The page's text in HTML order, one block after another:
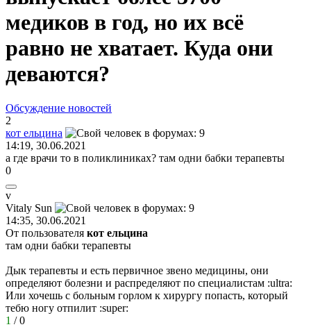
медиков в год, но их всё
равно не хватает. Куда они
деваются?
Обсуждение новостей
2
кот ельцина
14:19, 30.06.2021
а где врачи то в поликлиниках? там одни бабки терапевты
0
v
Vitaly Sun
14:35, 30.06.2021
От пользователя кот ельцина
там одни бабки терапевты
Дык терапевты и есть первичное звено медицины, они
определяют болезни и распределяют по специалистам :ultra:
Или хочешь с больным горлом к хирургу попасть, который
тебю ногу отпилит :super:
1 /0